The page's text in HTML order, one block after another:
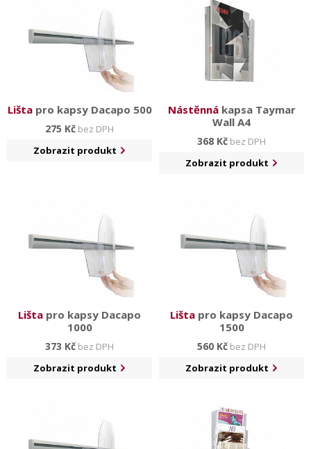
Lištapro kapsy Dacapo 500
275 Kč bez DPH
Zobrazit produkt
Nástěnnákapsa Taymar
Wall A4
368 Kč bez DPH
Zobrazit produkt
Lišta pro kapsy Dacapo
1000
373 Kč bez DPH
Zobrazit produkt
Lišta pro kapsy Dacapo
1500
560 Kč bez DPH
Zobrazit produkt